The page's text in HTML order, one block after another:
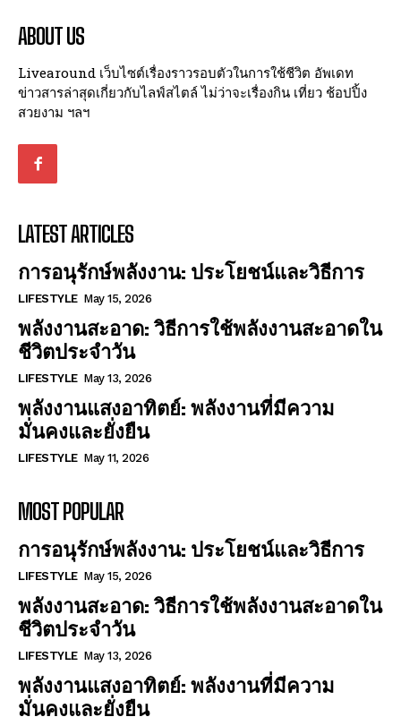
ABOUT US
Livearound เว็บไซต์เรื่องราวรอบตัวในการใช้ชีวิต อัพเดท
ข่าวสารล่าสุดเกี่ยวกับไลฟ์สไตล์ ไม่ว่าจะเรื่องกิน เที่ยว ช้อปปิ้ง
สวยงาม ฯลฯ
LATEST ARTICLES
การอนุรักษ์พลังงาน: ประโยชน์และวิธีการ
LIFESTYLE May 15, 2026
พลังงานสะอาด: วิธีการใช้พลังงานสะอาดใน
ชีวิตประจำวัน
LIFESTYLE May 13, 2026
พลังงานแสงอาทิตย์: พลังงานที่มีความ
มั่นคงและยั่งยืน
LIFESTYLE May 11, 2026
MOST POPULAR
การอนุรักษ์พลังงาน: ประโยชน์และวิธีการ
LIFESTYLE May 15, 2026
พลังงานสะอาด: วิธีการใช้พลังงานสะอาดใน
ชีวิตประจำวัน
LIFESTYLE May 13, 2026
พลังงานแสงอาทิตย์: พลังงานที่มีความ
มั่นคงและยั่งยืน